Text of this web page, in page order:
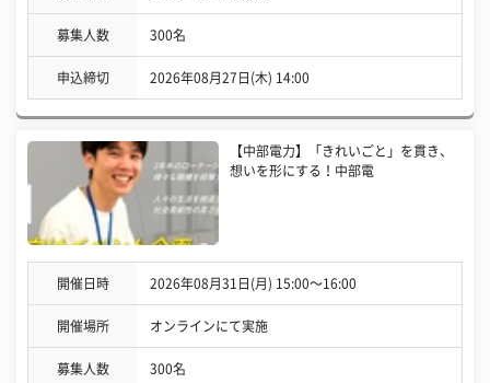
募集人数 300名
申込締切 2026年08月27日(木) 14:00
【中部電力】「きれいごと」を貫き、
想いを形にする！中部電
開催日時 2026年08月31日(月) 15:00〜16:00
開催場所 オンラインにて実施
募集人数 300名